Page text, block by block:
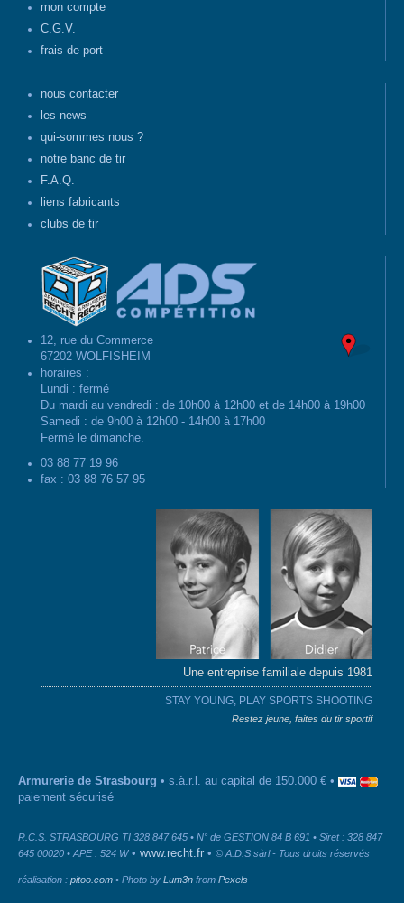
mon compte
C.G.V.
frais de port
nous contacter
les news
qui-sommes nous ?
notre banc de tir
F.A.Q.
liens fabricants
clubs de tir
12, rue du Commerce
67202 WOLFISHEIM
horaires :
Lundi : fermé
Du mardi au vendredi : de 10h00 à 12h00 et de 14h00 à 19h00
Samedi : de 9h00 à 12h00 - 14h00 à 17h00
Fermé le dimanche.
03 88 77 19 96
fax : 03 88 76 57 95
Une entreprise familiale depuis 1981
STAY YOUNG, PLAY SPORTS SHOOTING
Restez jeune, faites du tir sportif
Armurerie de Strasbourg • s.à.r.l. au capital de 150.000 € •
paiement sécurisé
R.C.S. STRASBOURG TI 328 847 645 • N° de GESTION 84 B 691 • Siret : 328 847
645 00020 • APE : 524 W• www.recht.fr • © A.D.S sàrl - Tous droits réservés
réalisation : pitoo.com • Photo by Lum3n from Pexels